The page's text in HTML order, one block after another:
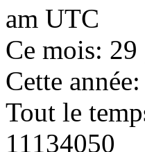
am UTC
Ce mois:
Cette
Tout le
11134050